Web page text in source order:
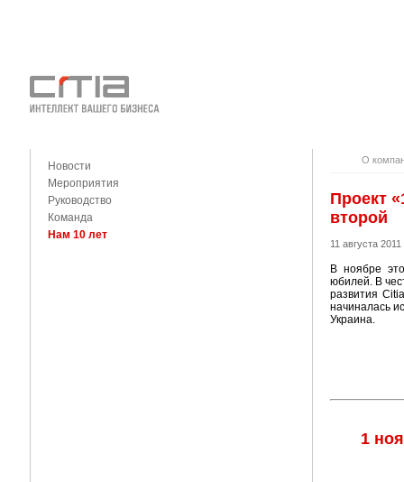
Новости
Мероприятия
Руководство
Команда
Нам 10 лет
О
Проект
второй
11 августа 2011
В ноябре
юбилей. В
развития
начиналась
Украина.
1